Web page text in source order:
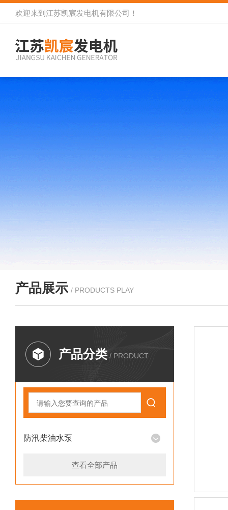
欢迎来到 江苏凯宸发电机有限公司 ！
产品展示 / PRODUCTS PLAY
产品分类 / PRODUCT
防汛柴油水泵
查看全部产品